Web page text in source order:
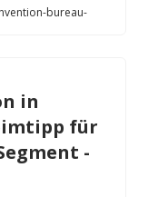
bureau-
in
für
-